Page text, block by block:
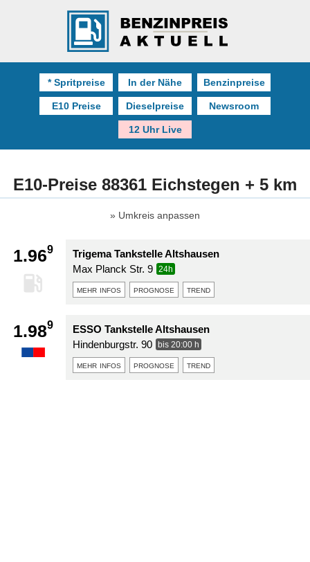
* Spritpreise In der Nähe Benzinpreise
E10 Preise Dieselpreise Newsroom
12 Uhr Live
E10-Preise 88361 Eichstegen + 5 km
Umkreis anpassen
1.969
Trigema Tankstelle Altshausen
Max Planck Str. 9
24h
mehr infos prognose trend
1.989
ESSO Tankstelle Altshausen
Hindenburgstr. 90
bis 20:00 h
mehr infos prognose trend